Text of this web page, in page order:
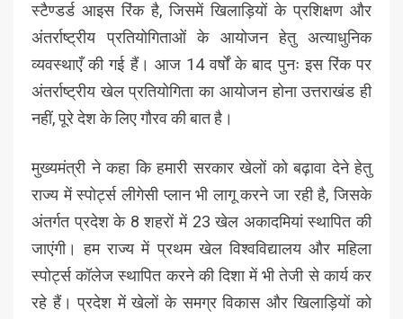
स्टैण्डर्ड आइस रिंक है, जिसमें खिलाड़ियों के प्रशिक्षण और
अंतर्राष्ट्रीय प्रतियोगिताओं के आयोजन हेतु अत्याधुनिक
व्यवस्थाएँ की गई हैं। आज 14 वर्षों के बाद पुनः इस रिंक पर
अंतर्राष्ट्रीय खेल प्रतियोगिता का आयोजन होना उत्तराखंड ही
नहीं, पूरे देश के लिए गौरव की बात है।
मुख्यमंत्री ने कहा कि हमारी सरकार खेलों को बढ़ावा देने हेतु
राज्य में स्पोर्ट्स लीगेसी प्लान भी लागू करने जा रही है, जिसके
अंतर्गत प्रदेश के 8 शहरों में 23 खेल अकादमियां स्थापित की
जाएंगी। हम राज्य में प्रथम खेल विश्वविद्यालय और महिला
स्पोर्ट्स कॉलेज स्थापित करने की दिशा में भी तेजी से कार्य कर
रहे हैं। प्रदेश में खेलों के समग्र विकास और खिलाड़ियों को